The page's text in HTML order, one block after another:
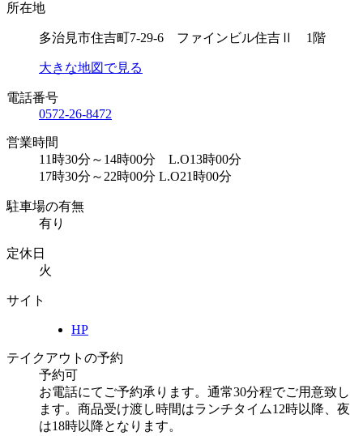
所在地
多治見市住吉町7-29-6 ファインビル住吉Ⅱ 1階
大きな地図で見る
電話番号
0572-26-8472
営業時間
11時30分～14時00分 L.O13時00分
17時30分～22時00分 L.O21時00分
駐車場の有無
有り
定休日
火
サイト
HP
テイクアウトの予約
予約可
お電話にてご予約承ります。通常30分程でご用意致し
ます。商品受け渡し時間はランチタイム12時以降、夜
は18時以降となります。